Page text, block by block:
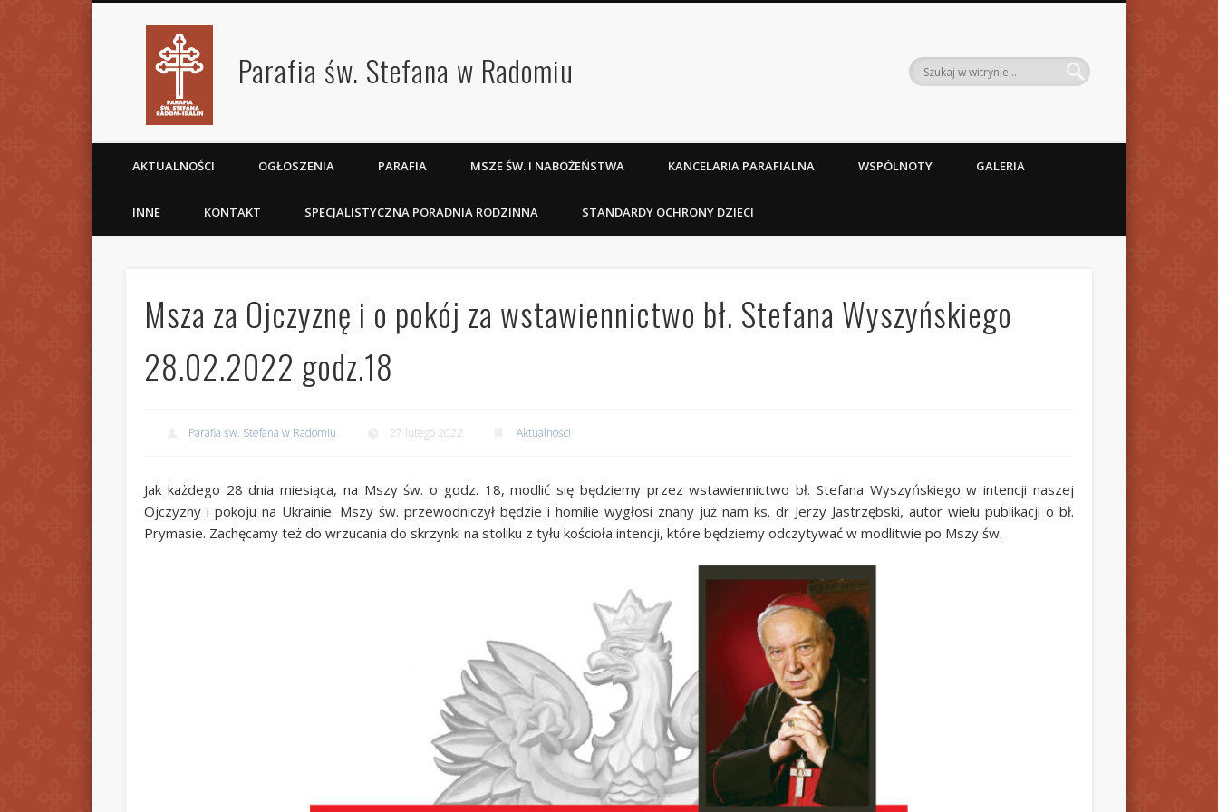
Parafia św. Stefana w Radomiu
AKTUALNOŚCI OGŁOSZENIA PARAFIA MSZE ŚW. I NABOŻEŃSTWA KANCELARIA PARAFIALNA WSPÓLNOTY GALERIA
INNE KONTAKT SPECJALISTYCZNA PORADNIA RODZINNA STANDARDY OCHRONY DZIECI
Msza za Ojczyznę i o pokój za wstawiennictwo bł. Stefana Wyszyńskiego
28.02.2022 godz.18
Parafia św. Stefana w Radomiu 27 lutego 2022 Aktualności
Jak każdego 28 dnia miesiąca, na Mszy św. o godz. 18, modlić się będziemy przez wstawiennictwo bł. Stefana Wyszyńskiego w intencji naszej
Ojczyzny i pokoju na Ukrainie. Mszy św. przewodniczył będzie i homilie wygłosi znany już nam ks. dr Jerzy Jastrzębski, autor wielu publikacji o bł.
Prymasie. Zachęcamy też do wrzucania do skrzynki na stoliku z tyłu kościoła intencji, które będziemy odczytywać w modlitwie po Mszy św.